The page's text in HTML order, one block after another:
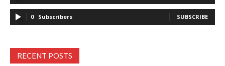
0 Subscribers SUBSCRIBE
RECENT POSTS